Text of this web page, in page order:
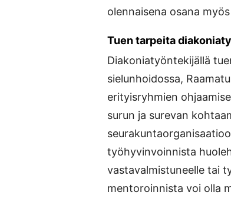
olennaisena osana
Tuen tarpeita
Diakoniatyöntekijällä
sielunhoidossa,
erityisryhmien
surun ja surevan
työhyvinvoinnista
vastavalmistuneelle tai
mentoroinnista voi olla